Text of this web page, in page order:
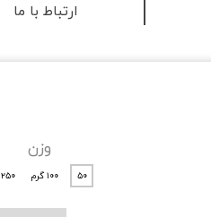
ارتباط با ما
وزن
۵۰ ۱۰۰ گرم ۲۵۰ گرم